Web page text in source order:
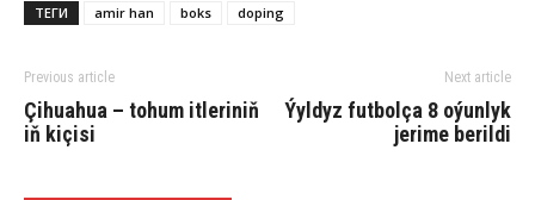
ТЕГИ amir han boks doping
Previous article
Çi­hua­hua – to­hum it­le­ri­niň
iň ki­çi­si
Next article
Ýyldyz futbolça 8 oýunlyk
jerime berildi